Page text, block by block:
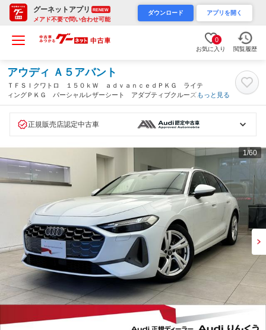
グーネットアプリ RENEW
メアド不要で問い合わせ可能
ダウンロード アプリを開く
0
お気に入り 閲覧履歴
アウディ Ａ５アバント
ＴＦＳＩクワトロ １５０ｋＷ ａｄｖａｎｃｅｄＰＫＧ ライテ
ィングＰＫＧ パーシャルレザーシート アダプティブクルーズコ
ントロール サラウンドビューカメラ アンビエントライティン
府）
もっと見る
正規販売店認定中古車
1 /60